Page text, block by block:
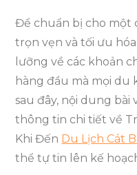
Để chuẩn bị cho một
trọn vẹn và tối ưu
lưỡng về các khoản
hàng đầu mà mọi du
sau đây, nội dung bài
thông tin chi tiết về
Khi Đến Du Lịch Cát
thể tự tin lên kế